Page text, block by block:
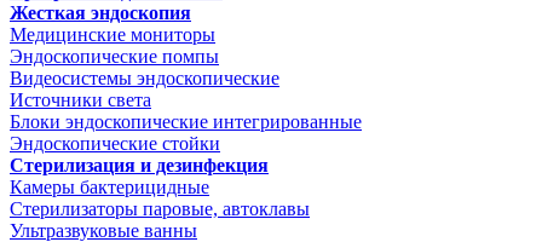
Жесткая эндоскопия
Медицинские мониторы
Эндоскопические помпы
Видеосистемы эндоскопические
Источники света
Блоки эндоскопические интегрированные
Эндоскопические стойки
Стерилизация и дезинфекция
Камеры бактерицидные
Стерилизаторы паровые, автоклавы
Ультразвуковые ванны